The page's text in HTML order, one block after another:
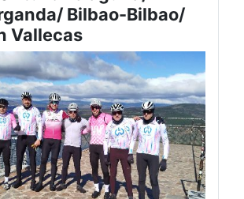
Bilbao-Bilbao/
Vallecas